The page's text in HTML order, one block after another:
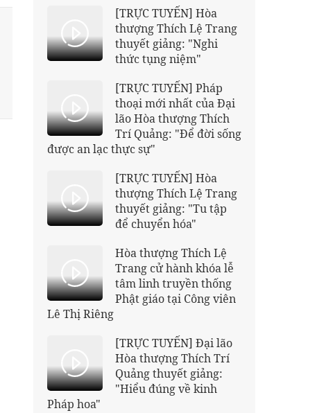
[TRỰC TUYẾN] Hòa
thượng Thích Lệ Trang
thuyết giảng: "Nghi
thức tụng niệm"
[TRỰC TUYẾN] Pháp
thoại mới nhất của Đại
lão Hòa thượng Thích
Trí Quảng: "Để đời sống
được an lạc thực sự"
[TRỰC TUYẾN] Hòa
thượng Thích Lệ Trang
thuyết giảng: "Tu tập
để chuyển hóa"
Hòa thượng Thích Lệ
Trang cử hành khóa lễ
tâm linh truyền thống
Phật giáo tại Công viên
Lê Thị Riêng
[TRỰC TUYẾN] Đại lão
Hòa thượng Thích Trí
Quảng thuyết giảng:
"Hiểu đúng về kinh
Pháp hoa"